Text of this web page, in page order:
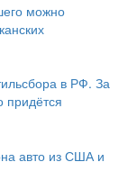
можно
в РФ. За
придётся
авто из США и